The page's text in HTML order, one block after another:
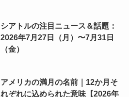
シアトルの注目ニュース＆話題：
2026年7月27日（月）〜7月31日
（金）
アメリカの満月の名前｜12か月そ
れぞれに込められた意味【2026年